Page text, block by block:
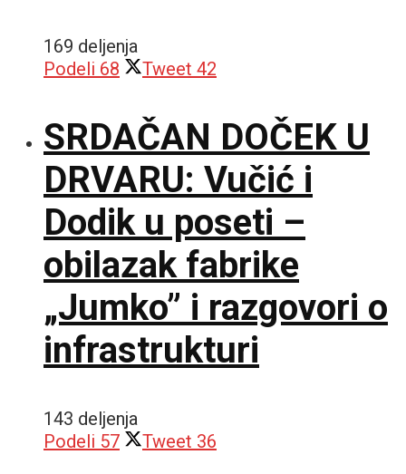
169 deljenja
Podeli 68 Tweet 42
SRDAČAN DOČEK U
DRVARU: Vučić i
Dodik u poseti –
obilazak fabrike
„Jumko” i razgovori o
infrastrukturi
143 deljenja
Podeli 57 Tweet 36